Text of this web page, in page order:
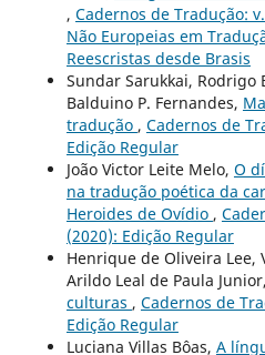
, Cadernos de Tradução:
Não Europeias em
Reescristas desde Brasis
Sundar Sarukkai, Rodrigo
Balduino P. Fernandes,
tradução , Cadernos de
Edição Regular
João Victor Leite Melo, O
na tradução poética da
Heroides de Ovídio ,
(2020): Edição Regular
Henrique de Oliveira Lee,
Arildo Leal de Paula Junior,
culturas , Cadernos de
Edição Regular
Luciana Villas Bôas, A